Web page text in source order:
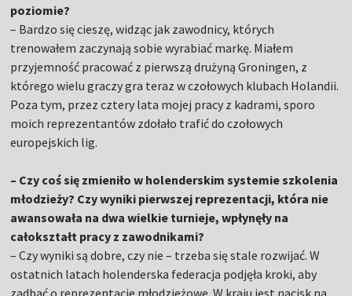
poziomie?
– Bardzo się cieszę, widząc jak zawodnicy, których
trenowałem zaczynają sobie wyrabiać markę. Miałem
przyjemność pracować z pierwszą drużyną Groningen, z
którego wielu graczy gra teraz w czołowych klubach Holandii.
Poza tym, przez cztery lata mojej pracy z kadrami, sporo
moich reprezentantów zdołało trafić do czołowych
europejskich lig.
– Czy coś się zmieniło w holenderskim systemie szkolenia
młodzieży? Czy wyniki pierwszej reprezentacji, która nie
awansowała na dwa wielkie turnieje, wpłynęły na
całokształt pracy z zawodnikami?
– Czy wyniki są dobre, czy nie – trzeba się stale rozwijać. W
ostatnich latach holenderska federacja podjęła kroki, aby
zadbać o reprezentacje młodzieżowe. W kraju jest nacisk na